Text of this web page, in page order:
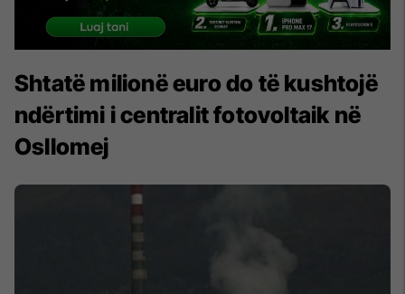
Shtatë milionë euro do të kushtojë
ndërtimi i centralit fotovoltaik në
Osllomej